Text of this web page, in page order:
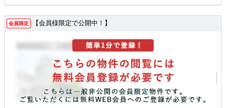
会員限定 【会員様限定で公開中！】